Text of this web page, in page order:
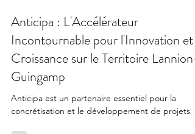
15 oct. 2025 2 min de lecture
Anticipa : L'Accélérateur
Incontournable pour l'Innovation et la
Croissance sur le Territoire Lannion-
Guingamp